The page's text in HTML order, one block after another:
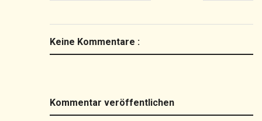
Keine Kommentare :
Kommentar veröffentlichen